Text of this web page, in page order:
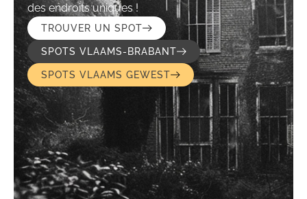
des endroits uniques !
TROUVER UN SPOT
SPOTS VLAAMS-BRABANT
SPOTS VLAAMS GEWEST